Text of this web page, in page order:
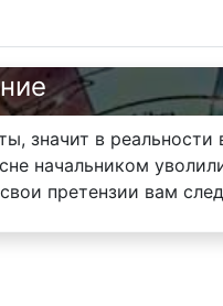
значит в
начальником
претензии вам